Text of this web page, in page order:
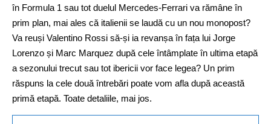
în Formula 1 sau tot duelul Mercedes-Ferrari va rămâne în
prim plan, mai ales că italienii se laudă cu un nou monopost?
Va reuși Valentino Rossi să-și ia revanșa în fața lui Jorge
Lorenzo și Marc Marquez după cele întâmplate în ultima etapă
a sezonului trecut sau tot ibericii vor face legea? Un prim
răspuns la cele două întrebări poate vom afla după această
primă etapă. Toate detaliile, mai jos.